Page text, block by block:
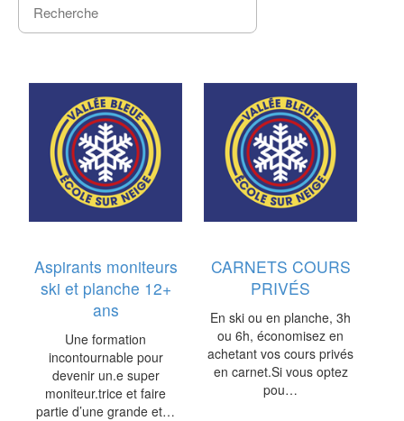
Aspirants moniteurs
ski et planche 12+
ans
Une formation
incontournable pour
devenir un.e super
moniteur.trice et faire
partie d’une grande et…
CARNETS COURS
PRIVÉS
En ski ou en planche, 3h
ou 6h, économisez en
achetant vos cours privés
en carnet.Si vous optez
pou…